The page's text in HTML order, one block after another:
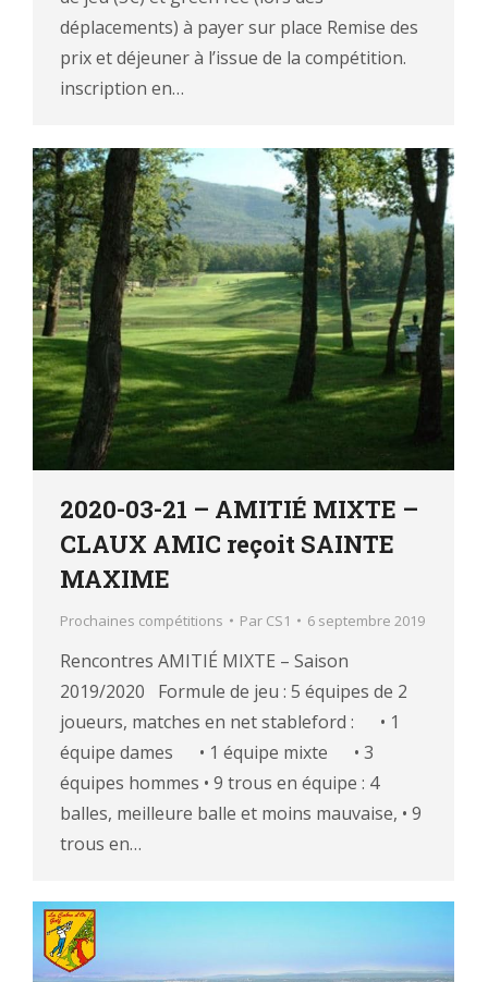
déplacements) à payer sur place Remise des
prix et déjeuner à l’issue de la compétition.
inscription en…
2020-03-21 – AMITIÉ MIXTE –
CLAUX AMIC reçoit SAINTE
MAXIME
Prochaines compétitions Par CS1 6 septembre 2019
Rencontres AMITIÉ MIXTE – Saison
2019/2020 Formule de jeu : 5 équipes de 2
joueurs, matches en net stableford : • 1
équipe dames • 1 équipe mixte • 3
équipes hommes • 9 trous en équipe : 4
balles, meilleure balle et moins mauvaise, • 9
trous en…